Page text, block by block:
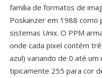
família de formatos de
Poskanzer em 1988
sistemas Unix. O PPM
onde cada pixel contém
azul) variando de 0 até um
tipicamente 255 para cor